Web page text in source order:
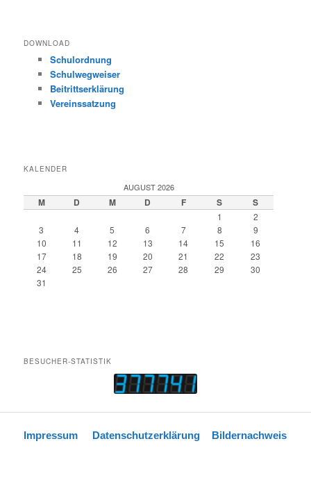
DOWNLOAD
Schulordnung
Schulwegweiser
Beitrittserklärung
Vereinssatzung
KALENDER
AUGUST 2026
M D M D F S S
1
2
3
4 5 6 7 8
9
10
11 12 13 14 15
16
17
18 19 20 21 22
23
24
25 26 27 28 29
30
31
BESUCHER-STATISTIK
Impressum Datenschutzerklärung Bildernachweis